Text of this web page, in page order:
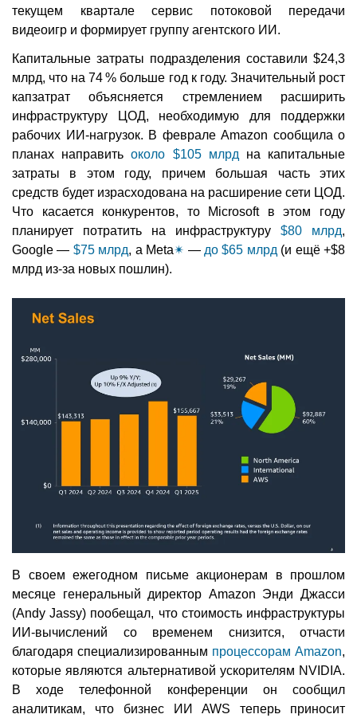
текущем квартале сервис потоковой передачи
видеоигр и формирует группу агентского ИИ.
Капитальные затраты подразделения составили $24,3
млрд, что на 74 % больше год к году. Значительный рост
капзатрат объясняется стремлением расширить
инфраструктуру ЦОД, необходимую для поддержки
рабочих ИИ-нагрузок. В феврале Amazon сообщила о
планах направитьоколо $105 млрдна капитальные
затраты в этом году, причем большая часть этих
средств будет израсходована на расширение сети ЦОД.
Что касается конкурентов, то Microsoft в этом году
планирует потратить на инфраструктуру $80 млрд,
Google — $75 млрд, а Meta✴ — до $65 млрд(и ещё +$8
млрд из-за новых пошлин).
В своем ежегодном письме акционерам в прошлом
месяце генеральный директор Amazon Энди Джасси
(Andy Jassy) пообещал, что стоимость инфраструктуры
ИИ-вычислений со временем снизится, отчасти
благодаря специализированным процессорам Amazon,
которые являются альтернативой ускорителям NVIDIA.
В ходе телефонной конференции он сообщил
аналитикам, что бизнес ИИ AWS теперь приносит